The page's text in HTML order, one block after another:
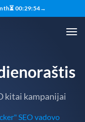
⏳ 00:29:54→
kitai kampanijai
SEO vadovo